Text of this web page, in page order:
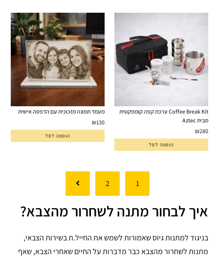
Coffee Break Kit ערכת קפה קומפקטית
מבית Aztec
₪280
הוספה לסל
מעמד תמונה מזכוכית עם הדפסה אישית
₪130
הוספה לסל
1
2
איך לבחור מתנה לשחרור מהצבא?
בניגוד למתנות גיוס שאמורות לשמש את החייל.ת בשירות הצבאי,
מתנות לשחרור מהצבא כבר מדברות על החיים שאחרי הצבא, שאף